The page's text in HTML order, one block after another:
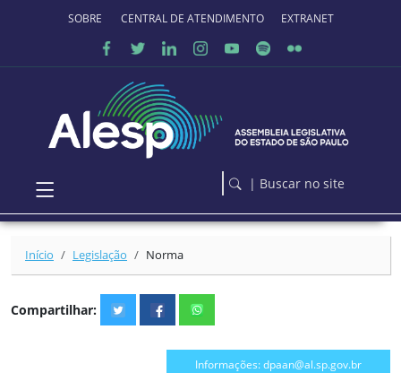
Ir para o conteúdo principal
SOBRE O PORTALCENTRAL DE ATENDIMENTO EXTRANET
| Buscar no site
Início Legislação Norma
Compartilhar:
Informações: dpaan@al.sp.gov.br